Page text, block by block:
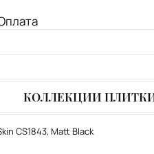
КОЛЛЕКЦИИ
CS1843, Matt Black